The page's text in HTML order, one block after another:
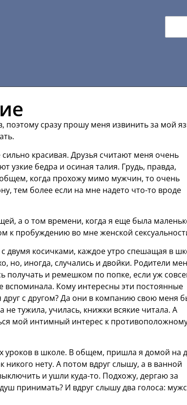
поэтому сразу прошу меня извинить за мой
красивая. Друзья считают меня очень
узкие бедра и осиная талия. Грудь, правда,
когда прохожу мимо мужчин, то очень
тем более если на мне надето что-то вроде
а о том времени, когда я еще была
к пробуждению во мне женской
двумя косичками, каждое утро спешащая в
но, иногда, случались и двойки. Родители
получать и ремешком по попке, если уж
вспоминала. Кому интересны эти постоянные
с другом? Да они в компанию свою меня
тужила, училась, книжки всякие читала. А
мой интимный интерес к
уроков в школе. В общем, пришла я домой на
нету. А потом вдруг слышу, а в ванной
и ушли куда-то. Подхожу, дергаю за
принимать? И вдруг слышу два голоса: